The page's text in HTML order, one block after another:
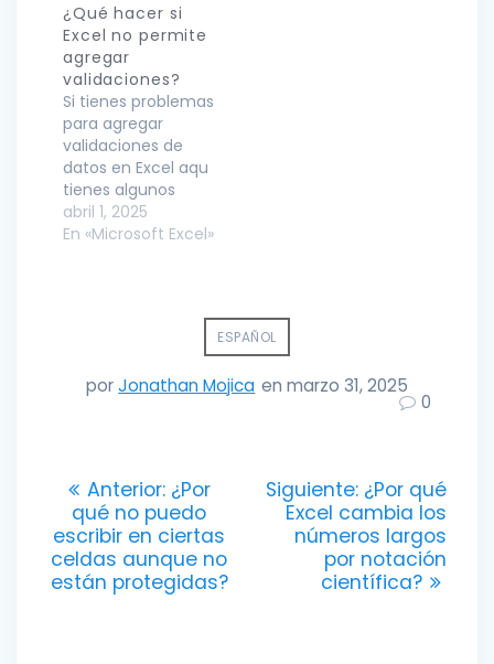
¿Qué hacer si
Excel no permite
agregar
validaciones?
Si tienes problemas
para agregar
validaciones de
datos en Excel aqu
tienes algunos
pasos que podras
seguir para resolver
abril 1, 2025
En «Microsoft Excel»
ESPAÑOL
porJonathan Mojica en marzo 31, 2025
0
Navegación
de
entradas
Anterior: Entrada
anterior:
¿Por
qué no puedo
escribir en ciertas
celdas aunque no
están protegidas?
Siguiente: Entrada
siguiente:
¿Por qué
Excel cambia los
números largos
por notación
científica?